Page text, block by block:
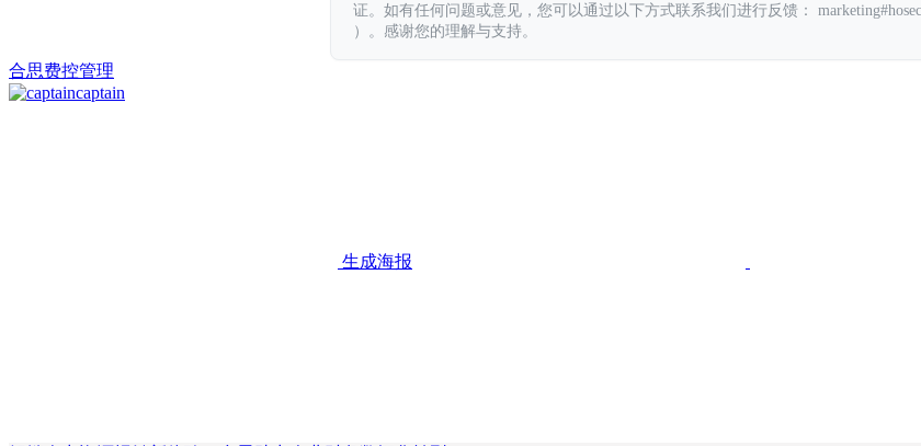
证。如有任何问题或意见，您可以通过以下方式联系我们进行反馈：
）。感谢您的理解与支持。
合思费控管理
captain
生成海报